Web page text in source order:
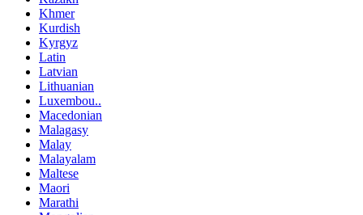
Khmer
Kurdish
Kyrgyz
Latin
Latvian
Lithuanian
Luxembou..
Macedonian
Malagasy
Malay
Malayalam
Maltese
Maori
Marathi